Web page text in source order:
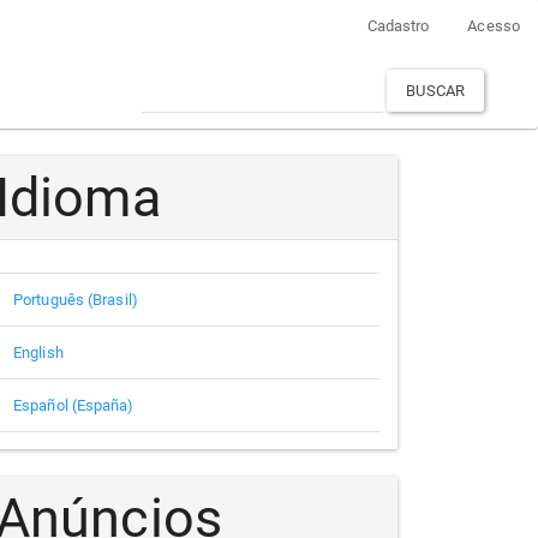
Cadastro Acesso
BUSCAR
Idioma
Português (Brasil)
English
Español (España)